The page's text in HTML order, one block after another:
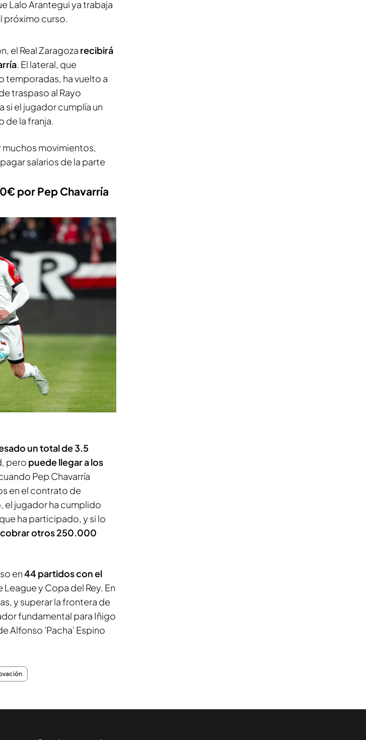
Lalo Arantegui ya trabaja
próximo curso.
, el Real Zaragoza recibirá
. El lateral, que
temporadas, ha vuelto a
traspaso al Rayo
si el jugador cumplía un
de la franja.
muchos movimientos,
salarios de la parte
por Pep Chavarría
un total de 3.5
pero puede llegar a los
Pep Chavarría
en el contrato de
el jugador ha cumplido
ha participado, y si lo
cobrar otros 250.000
en44 partidos con el
y Copa del Rey. En
y superar la frontera de
fundamental para Iñigo
Alfonso 'Pacha' Espino